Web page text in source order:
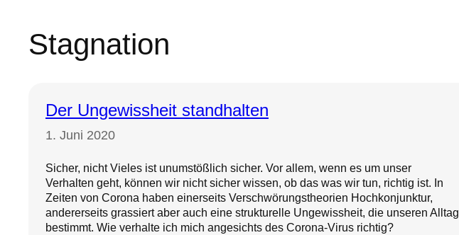
Stagnation
Der Ungewissheit standhalten
1. Juni 2020
Sicher, nicht Vieles ist unumstößlich sicher. Vor allem, wenn es um unser
Verhalten geht, können wir nicht sicher wissen, ob das was wir tun, richtig ist. In
Zeiten von Corona haben einerseits Verschwörungstheorien Hochkonjunktur,
andererseits grassiert aber auch eine strukturelle Ungewissheit, die unseren Alltag
bestimmt. Wie verhalte ich mich angesichts des Corona-Virus richtig?